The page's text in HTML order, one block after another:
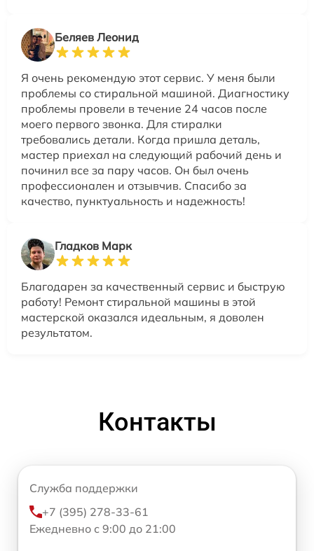
Беляев Леонид
Я очень рекомендую этот сервис. У меня были
проблемы со стиральной машиной. Диагностику
проблемы провели в течение 24 часов после
моего первого звонка. Для стиралки
требовались детали. Когда пришла деталь,
мастер приехал на следующий рабочий день и
починил все за пару часов. Он был очень
профессионален и отзывчив. Спасибо за
качество, пунктуальность и надежность!
Гладков Марк
Благодарен за качественный сервис и быструю
работу! Ремонт стиральной машины в этой
мастерской оказался идеальным, я доволен
результатом.
Контакты
Служба поддержки
+7 (395) 278-33-61
Ежедневно с 9:00 до 21:00